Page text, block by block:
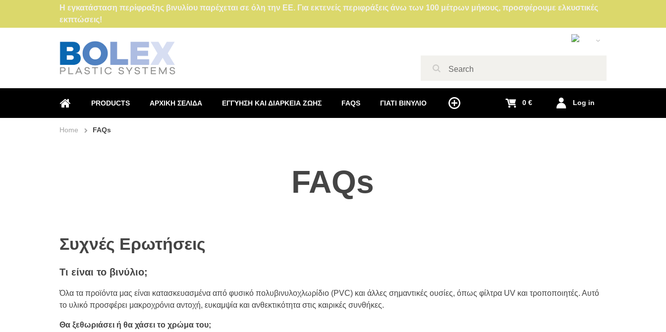
Czech
German
Polish
HOME
PRODUCTS ΑΡΧΙΚΉ ΣΕΛΊΔΑ ΕΓΓΎΗΣΗ ΚΑΙ ΔΙΆΡΚΕΙΑ ΖΩΉΣ FAQS ΓΙΑΤΊ ΒΙΝΎΛΙΟ Log in
0 €
Η εγκατάσταση περίφραξης βινυλίου παρέχεται σε όλη την ΕΕ. Για εκτενείς περιφράξεις άνω των 100 μέτρων μήκους, προσφέρουμε ελκυστικές
εκπτώσεις!
Home FAQs
FAQs
Συχνές Ερωτήσεις
Τι είναι το βινύλιο;
Όλα τα προϊόντα μας είναι κατασκευασμένα από φυσικό πολυβινυλοχλωρίδιο (PVC) και άλλες σημαντικές ουσίες, όπως φίλτρα UV και τροποποιητές. Αυτό
το υλικό προσφέρει μακροχρόνια αντοχή, ευκαμψία και ανθεκτικότητα στις καιρικές συνθήκες.
Θα ξεθωριάσει ή θα χάσει το χρώμα του;